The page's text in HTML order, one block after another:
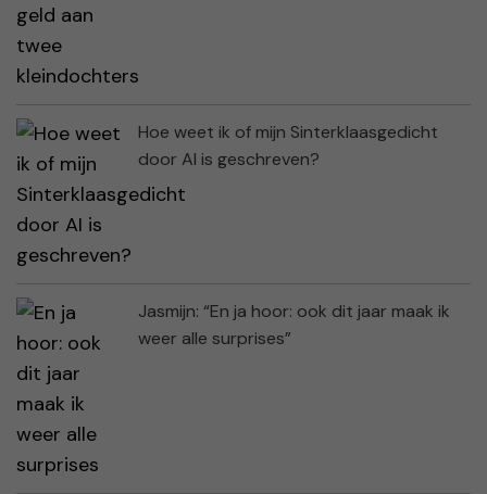
Hoe weet ik of mijn Sinterklaasgedicht
door AI is geschreven?
Jasmijn: “En ja hoor: ook dit jaar maak ik
weer alle surprises”